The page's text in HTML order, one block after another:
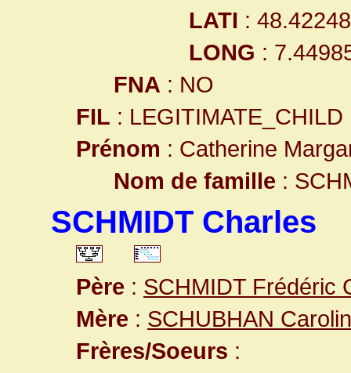
LATI :
LONG :
FNA : NO
FIL : LEGITIMATE_CHILD
Prénom : Catherine
Nom de famille :
SCHMIDT Charles
Père : SCHMIDT Frédéric
Mère : SCHUBHAN
Frères/Soeurs :